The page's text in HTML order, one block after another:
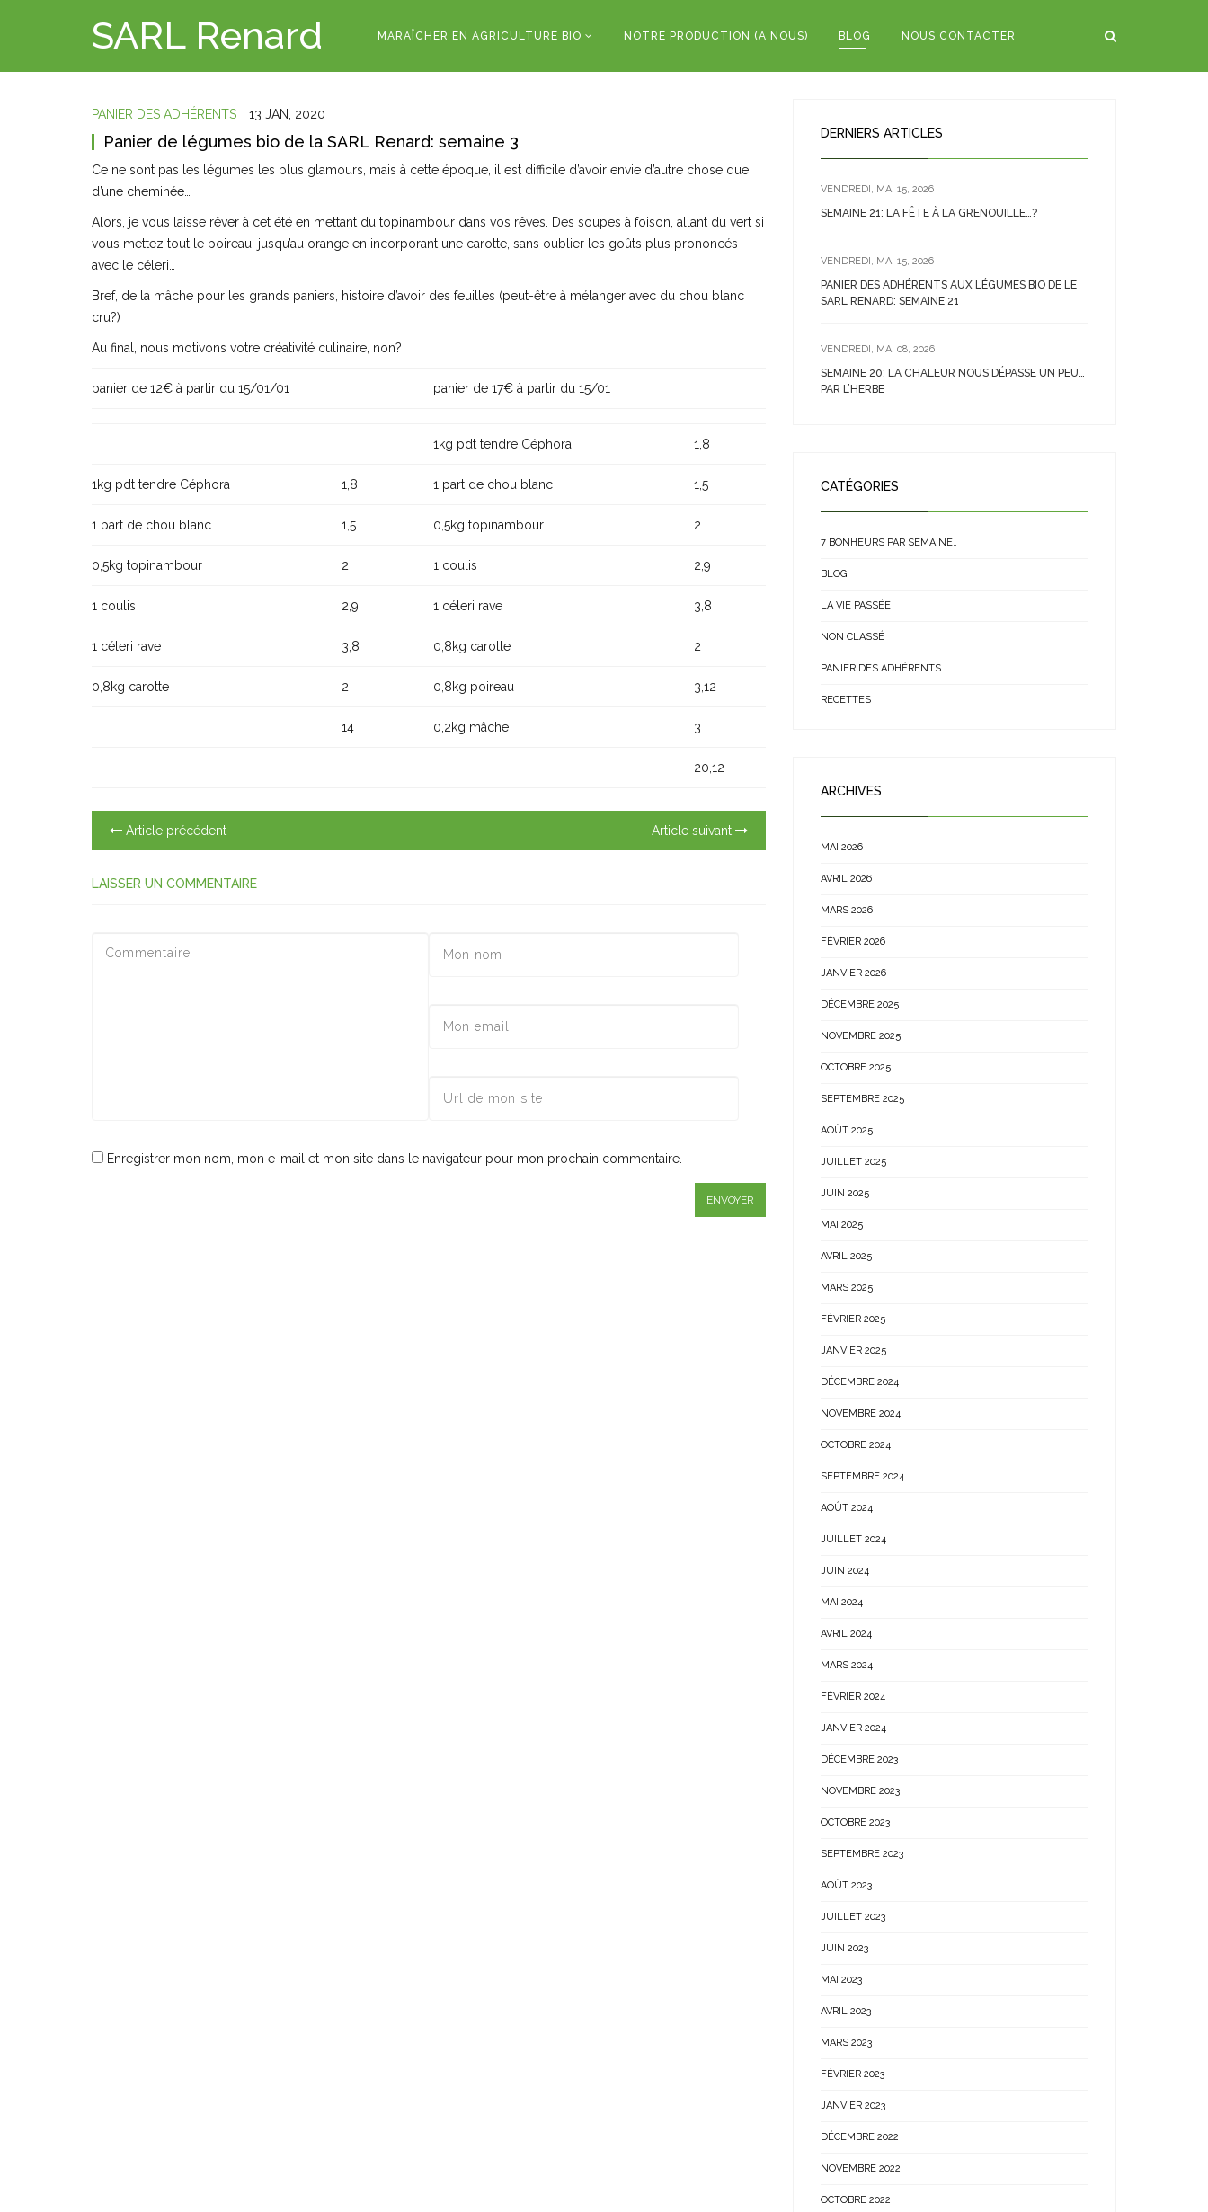
SARL Renard MARAÎCHER EN AGRICULTURE BIO NOTRE PRODUCTION (A NOUS) BLOG NOUS CONTACTER
PANIER DES ADHÉRENTS 13 JAN, 2020
Panier de légumes bio de la SARL Renard: semaine 3
Ce ne sont pas les légumes les plus glamours, mais à cette époque, il est difficile d’avoir envie d’autre chose que
d’une cheminée…
Alors, je vous laisse rêver à cet été en mettant du topinambour dans vos rêves. Des soupes à foison, allant du vert si
vous mettez tout le poireau, jusqu’au orange en incorporant une carotte, sans oublier les goûts plus prononcés
avec le céleri…
Bref, de la mâche pour les grands paniers, histoire d’avoir des feuilles (peut-être à mélanger avec du chou blanc
cru?)
Au final, nous motivons votre créativité culinaire, non?
panier de 12€ à partir du 15/01/01 panier de 17€ à partir du 15/01
1kg pdt tendre Céphora 1,8
1kg pdt tendre Céphora 1,8 1 part de chou blanc 1,5
1 part de chou blanc 1,5 0,5kg topinambour 2
0,5kg topinambour 2 1 coulis 2,9
1 coulis 2,9 1 céleri rave 3,8
1 céleri rave 3,8 0,8kg carotte 2
0,8kg carotte 2 0,8kg poireau 3,12
14 0,2kg mâche 3
20,12
Article précédent Article suivant
LAISSER UN COMMENTAIRE
Enregistrer mon nom, mon e-mail et mon site dans le navigateur pour mon prochain commentaire.
DERNIERS ARTICLES
VENDREDI, MAI 15, 2026
SEMAINE 21: LA FÊTE À LA GRENOUILLE…?
VENDREDI, MAI 15, 2026
PANIER DES ADHÉRENTS AUX LÉGUMES BIO DE LE
SARL RENARD: SEMAINE 21
VENDREDI, MAI 08, 2026
SEMAINE 20: LA CHALEUR NOUS DÉPASSE UN PEU…
PAR L’HERBE
CATÉGORIES
7 BONHEURS PAR SEMAINE…
BLOG
LA VIE PASSÉE
NON CLASSÉ
PANIER DES ADHÉRENTS
RECETTES
ARCHIVES
MAI 2026
AVRIL 2026
MARS 2026
FÉVRIER 2026
JANVIER 2026
DÉCEMBRE 2025
NOVEMBRE 2025
OCTOBRE 2025
SEPTEMBRE 2025
AOÛT 2025
JUILLET 2025
JUIN 2025
MAI 2025
AVRIL 2025
MARS 2025
FÉVRIER 2025
JANVIER 2025
DÉCEMBRE 2024
NOVEMBRE 2024
OCTOBRE 2024
SEPTEMBRE 2024
AOÛT 2024
JUILLET 2024
JUIN 2024
MAI 2024
AVRIL 2024
MARS 2024
FÉVRIER 2024
JANVIER 2024
DÉCEMBRE 2023
NOVEMBRE 2023
OCTOBRE 2023
SEPTEMBRE 2023
AOÛT 2023
JUILLET 2023
JUIN 2023
MAI 2023
AVRIL 2023
MARS 2023
FÉVRIER 2023
JANVIER 2023
DÉCEMBRE 2022
NOVEMBRE 2022
OCTOBRE 2022